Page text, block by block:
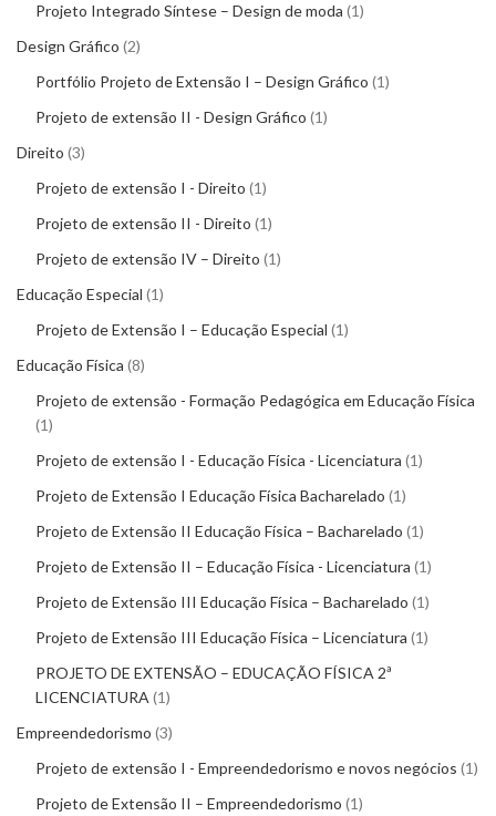
Projeto Integrado Síntese – Design de moda 1
Design Gráfico 2
Portfólio Projeto de Extensão I – Design Gráfico 1
Projeto de extensão II - Design Gráfico 1
Direito 3
Projeto de extensão I - Direito 1
Projeto de extensão II - Direito 1
Projeto de extensão IV – Direito 1
Educação Especial 1
Projeto de Extensão I – Educação Especial 1
Educação Física 8
Projeto de extensão - Formação Pedagógica em Educação Física
1
Projeto de extensão I - Educação Física - Licenciatura 1
Projeto de Extensão I Educação Física Bacharelado 1
Projeto de Extensão II Educação Física – Bacharelado 1
Projeto de Extensão II – Educação Física - Licenciatura 1
Projeto de Extensão III Educação Física – Bacharelado 1
Projeto de Extensão III Educação Física – Licenciatura 1
PROJETO DE EXTENSÃO – EDUCAÇÃO FÍSICA 2ª
LICENCIATURA 1
Empreendedorismo 3
Projeto de extensão I - Empreendedorismo e novos negócios 1
Projeto de Extensão II – Empreendedorismo 1